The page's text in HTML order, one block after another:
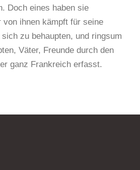
Doch eines haben sie
von ihnen kämpft für seine
zu behaupten, und ringsum
Väter, Freunde durch den
ganz Frankreich erfasst.